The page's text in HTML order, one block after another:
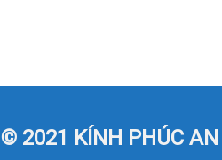
© 2021 KÍNH PHÚC